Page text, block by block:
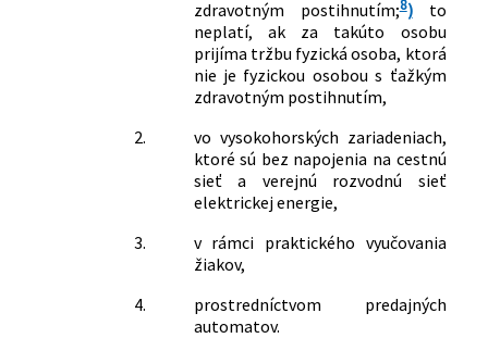
zdravotným postihnutím;8)to
neplatí, ak za takúto osobu
prijíma tržbu fyzická osoba, ktorá
nie je fyzickou osobou s ťažkým
zdravotným postihnutím,
2.
vo vysokohorských zariadeniach,
ktoré sú bez napojenia na cestnú
sieť a verejnú rozvodnú sieť
elektrickej energie,
3.
v rámci praktického vyučovania
žiakov,
4.
prostredníctvom predajných
automatov.